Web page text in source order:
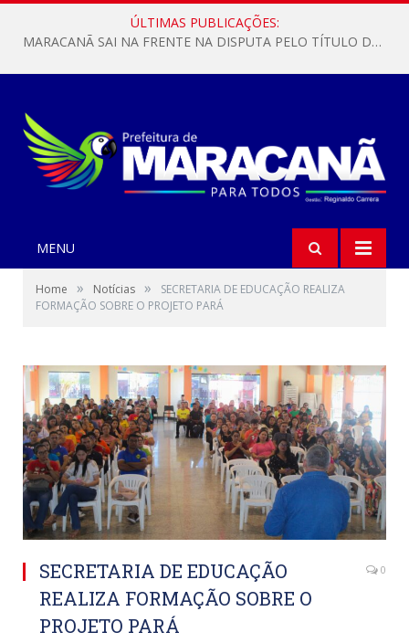
ÚLTIMAS PUBLICAÇÕES:
MARACANÃ SAI NA FRENTE NA DISPUTA PELO TÍTULO DA COPA PARÁ SUB-17!
MENU
Home » Notícias »
SECRETARIA DE EDUCAÇÃO REALIZA
FORMAÇÃO SOBRE O PROJETO PARÁ
SECRETARIA DE EDUCAÇÃO
REALIZA FORMAÇÃO SOBRE O
PROJETO PARÁ
0